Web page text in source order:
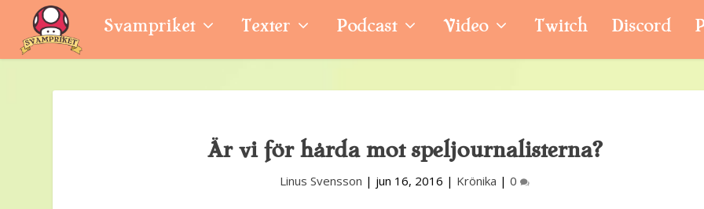
Svampriket Texter Podcast Video Twitch Discord
Är vi för hårda mot speljournalisterna?
Linus Svensson | jun 16, 2016 | Krönika | 0